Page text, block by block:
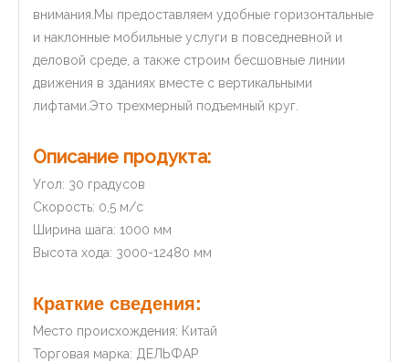
внимания.Мы предоставляем удобные горизонтальные
и наклонные мобильные услуги в повседневной и
деловой среде, а также строим бесшовные линии
движения в зданиях вместе с вертикальными
лифтами.Это трехмерный подъемный круг.
Описание продукта:
Угол: 30 градусов
Скорость: 0,5 м/с
Ширина шага: 1000 мм
Высота хода: 3000-12480 мм
Краткие сведения:
Место происхождения: Китай
Торговая марка: ДЕЛЬФАР